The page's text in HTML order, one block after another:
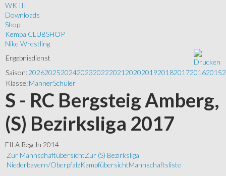
WK III
Downloads
Shop
Kempa CLUBSHOP
Nike Wrestling
Ergebnisdienst
Saison:202620252024202320222021 202020192018201720162015
Klasse:MännerSchüler
S - RC Bergsteig Amberg,
(S) Bezirksliga 2017
FILA Regeln 2014
Zur MannschaftübersichtZur (S) Bezirksliga
Niederbayern/OberpfalzKampfübersichtMannschaftsliste